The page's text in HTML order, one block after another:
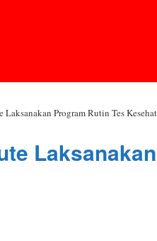
Program Rutin Tes